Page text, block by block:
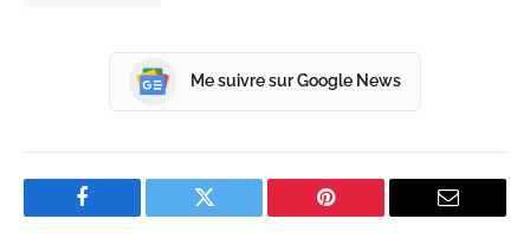
Me suivre sur Google News
Facebook Twitter Pinterest Email